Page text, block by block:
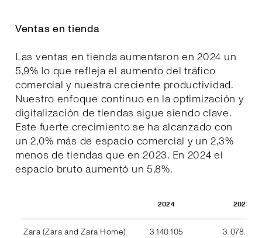
Ventas en tienda
Las ventas en tienda aumentaron en 2024 un
5,9% lo que refleja el aumento del tráfico
comercial y nuestra creciente productividad.
Nuestro enfoque continuo en la optimización y
digitalización de tiendas sigue siendo clave.
Este fuerte crecimiento se ha alcanzado con
un 2,0% más de espacio comercial y un 2,3%
menos de tiendas que en 2023. En 2024 el
espacio bruto aumentó un 5,8%.
2024 2023
Zara (Zara and Zara Home) 3.140.105 3.078.590